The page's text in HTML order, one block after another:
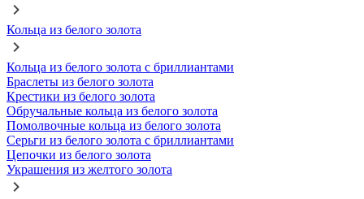
Кольца из белого золота
Кольца из белого золота с бриллиантами
Браслеты из белого золота
Крестики из белого золота
Обручальные кольца из белого золота
Помолвочные кольца из белого золота
Серьги из белого золота с бриллиантами
Цепочки из белого золота
Украшения из желтого золота